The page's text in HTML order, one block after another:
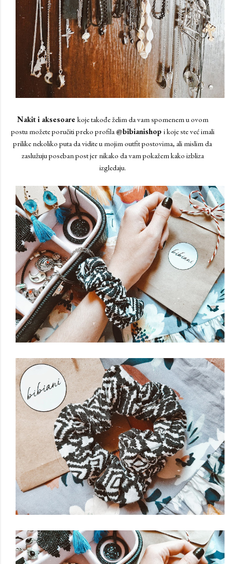
Nakit i aksesoare koje takođe želim da vam spomenem u ovom
postu možete poručiti preko profila@bibianishop i koje ste već imali
prilike nekoliko puta da vidite u mojim outfit postovima, ali mislim da
zaslužuju poseban post jer nikako da vam pokažem kako izbliza
izgledaju.